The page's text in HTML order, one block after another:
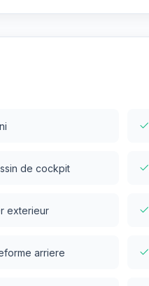
de cockpit
exterieur
arriere